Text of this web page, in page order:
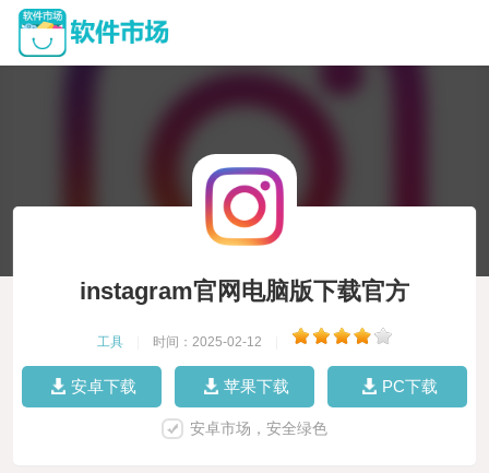
instagram官网电脑版下载官方
工具 时间：2025-02-12
安卓下载 苹果下载 PC下载
安卓市场，安全绿色